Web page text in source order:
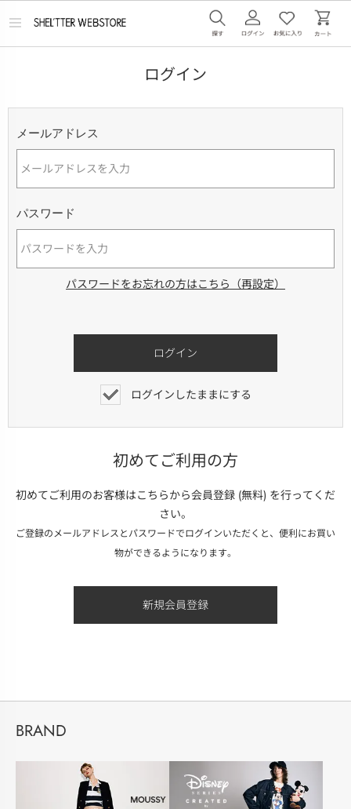
メ
ログイン
メールアドレス
パスワード
パスワードをお忘れの方はこちら（再設定）
ログインしたままにする
初めてご利用の方
初めてご利用のお客様はこちらから会員登録 (無料) を行ってくだ
さい。
ご登録のメールアドレスとパスワードでログインいただくと、便利にお買い
物ができるようになります。
BRAND